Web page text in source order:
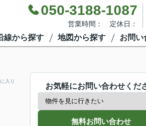
050-3188-1087
営業時間： 定休日：
線から探す 地図から探す お問い
入り
お気軽にお問い合わせくだ
無料お問い合わせ